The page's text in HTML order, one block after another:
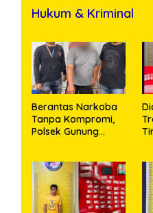
Hukum & Kriminal
Berantas Narkoba
Tanpa Kompromi,
Polsek Gunung
Nagori Karangsari